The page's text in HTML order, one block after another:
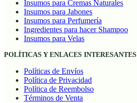
Insumos para Cremas Naturales
Insumos para Jabones
Insumos para Perfumería
Ingredientes para hacer Shampoo
Insumos para Velas
POLÍTICAS Y ENLACES INTERESANTES
Políticas de Envíos
Política de Privacidad
Política de Reembolso
Términos de Venta